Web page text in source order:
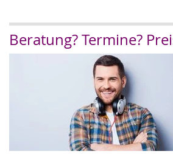
Beratung? Termine?